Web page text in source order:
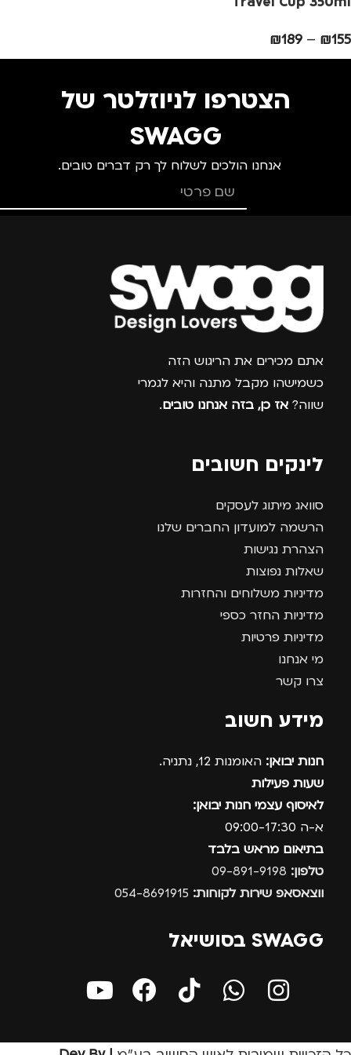
₪155
–
₪189
הצטרפו לניוזלטר של
SWAGG
אנחנו הולכים לשלוח לך רק דברים טובים.
צרפו אותי למועדון
אתם מכירים את הריגוש הזה
כשמישהו מקבל מתנה והיא לגמרי
שווה? אז כן, בזה אנחנו טובים.
לינקים חשובים
סוואג מיתוג לעסקים
הרשמה למועדון החברים שלנו
הצהרת נגישות
שאלות נפוצות
מדיניות משלוחים והחזרות
מדיניות החזר כספי
מדיניות פרטיות
מי אנחנו
צרו קשר
מידע חשוב
חנות יבואן: האומנות 12, נתניה.
שעות פעילות
לאיסוף עצמי חנות יבואן:
א-ה 09:00-17:30
בתיאום מראש בלבד
טלפון:
ווצאסאפ שירות לקוחות:
SWAGG בסושיאל